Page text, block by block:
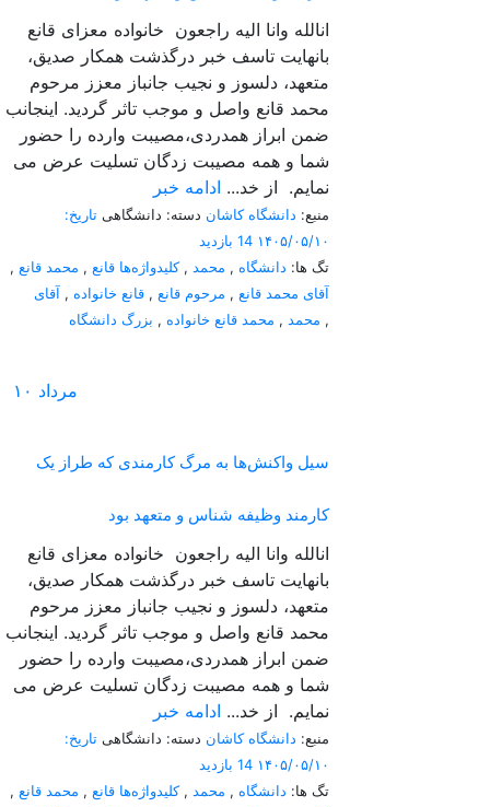
انالله وانا الیه راجعون خانواده معزای قانع
بانهایت تاسف خبر درگذشت همکار صدیق،
متعهد، دلسوز و نجیب جانباز معزز مرحوم
محمد قانع واصل و موجب تاثر گردید. اینجانب
ضمن ابراز همدردی،مصیبت وارده را حضور
شما و همه مصیبت زدگان تسلیت عرض می
نمایم. از خد... ادامه خبر
منبع: دانشگاه کاشان دسته: دانشگاهی تاریخ:
۱۴۰۵/۰۵/۱۰ 14 بازدید
تگ ها: دانشگاه , محمد ,کلیدواژه‌ها قانع , محمد قانع ,
آقای محمد قانع , مرحوم قانع , قانع خانواده , آقای
محمد , محمد قانع خانواده , بزرگ دانشگاه ,
۱۰ مرداد
سیل واکنش‌ها به مرگ کارمندی که طراز یک
کارمند وظیفه شناس و متعهد بود
انالله وانا الیه راجعون خانواده معزای قانع
بانهایت تاسف خبر درگذشت همکار صدیق،
متعهد، دلسوز و نجیب جانباز معزز مرحوم
محمد قانع واصل و موجب تاثر گردید. اینجانب
ضمن ابراز همدردی،مصیبت وارده را حضور
شما و همه مصیبت زدگان تسلیت عرض می
نمایم. از خد... ادامه خبر
منبع: دانشگاه کاشان دسته: دانشگاهی تاریخ:
۱۴۰۵/۰۵/۱۰ 14 بازدید
تگ ها: دانشگاه , محمد ,کلیدواژه‌ها قانع , محمد قانع ,